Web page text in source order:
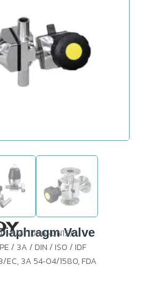
Valve
4″ (DN6–DN15)
/ 3A / DIN / ISO / IDF
EC, 3A 54‑04/1580, FDA